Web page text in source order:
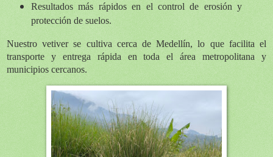
Resultados más rápidosen el control de erosión y
protección de suelos.
Nuestro vetiver se cultiva cerca deMedellín, lo que facilita el
transporte y entrega rápida en toda el área metropolitana y
municipios cercanos.